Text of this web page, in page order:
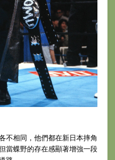
相同，他們都在新日本摔角
當蝶野的存在感顯著增強一段